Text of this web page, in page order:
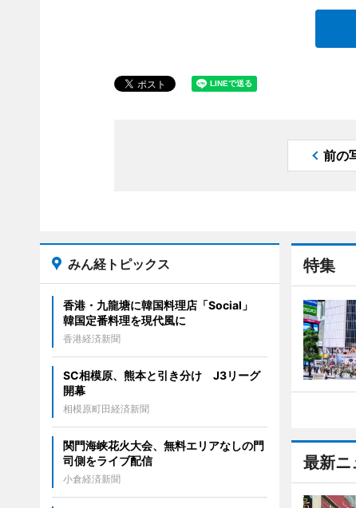
前の
特集
最新ニ
みん経トピックス
香港・九龍塘に韓国料理店「Social」
韓国定番料理を現代風に
香港経済新聞
SC相模原、熊本と引き分け J3リーグ
開幕
相模原町田経済新聞
関門海峡花火大会、無料エリアなしの門
司側をライブ配信
小倉経済新聞